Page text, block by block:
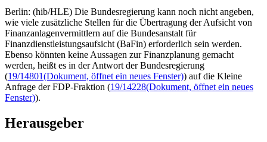
Berlin: (hib/HLE) Die Bundesregierung kann noch nicht angeben,
wie viele zusätzliche Stellen für die Übertragung der Aufsicht von
Finanzanlagenvermittlern auf die Bundesanstalt für
Finanzdienstleistungsaufsicht (BaFin) erforderlich sein werden.
Ebenso könnten keine Aussagen zur Finanzplanung gemacht
werden, heißt es in der Antwort der Bundesregierung
(19/14801(Dokument, öffnet ein neues Fenster)) auf die Kleine
Anfrage der FDP-Fraktion (19/14228(Dokument, öffnet ein neues
Fenster)).
Herausgeber